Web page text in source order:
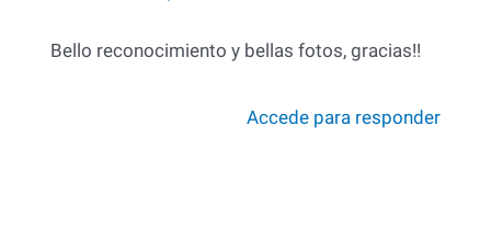
Bello reconocimiento y bellas fotos, gracias!!
Accede para responder